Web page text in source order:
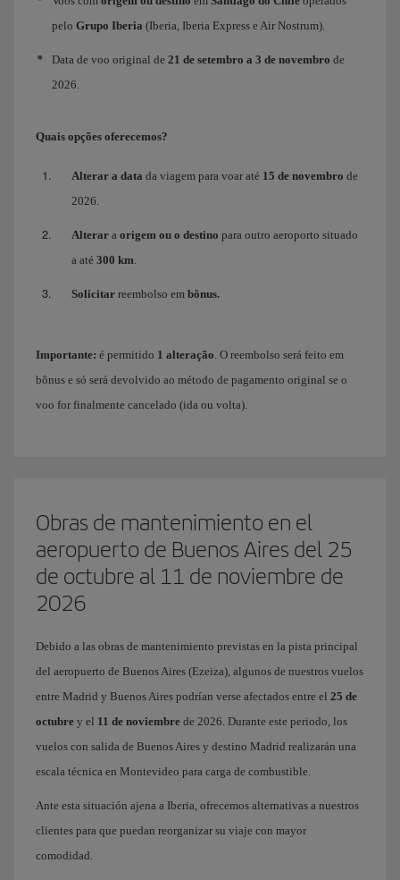
pelo Grupo Iberia (Iberia, Iberia Express e Air Nostrum).
Data de voo original de 21 de setembro a 3 de novembro de
2026.
Quais opções oferecemos?
Alterar a data da viagem para voar até 15 de novembro de
2026.
Alterar a origem ou o destino para outro aeroporto situado
a até 300 km.
Solicitar reembolso em bônus.
Importante: é permitido 1 alteração. O reembolso será feito em
bônus e só será devolvido ao método de pagamento original se o
voo for finalmente cancelado (ida ou volta).
Obras de mantenimiento en el
aeropuerto de Buenos Aires del 25
de octubre al 11 de noviembre de
2026
Debido a las obras de mantenimiento previstas en la pista principal
del aeropuerto de Buenos Aires (Ezeiza), algunos de nuestros vuelos
entre Madrid y Buenos Aires podrían verse afectados entre el 25 de
octubre y el 11 de noviembre de 2026. Durante este periodo, los
vuelos con salida de Buenos Aires y destino Madrid realizarán una
escala técnica en Montevideo para carga de combustible.
Ante esta situación ajena a Iberia, ofrecemos alternativas a nuestros
clientes para que puedan reorganizar su viaje con mayor
comodidad.